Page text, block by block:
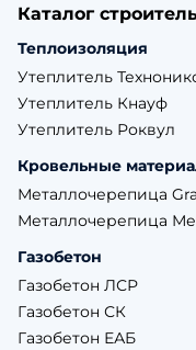
Каталог
Теплоизоляция
Утеплитель
Утеплитель Кнауф
Утеплитель Роквул
Кровельные
Металлочерепица
Металлочерепица
Газобетон
Газобетон ЛСР
Газобетон СК
Газобетон ЕАБ